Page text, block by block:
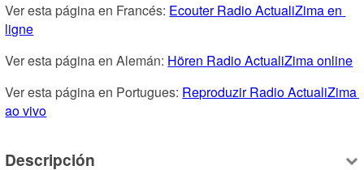
Ver esta página en Francés: Ecouter Radio ActualiZima en
ligne
Ver esta página en Alemán: Hören Radio ActualiZima online
Ver esta página en Portugues: Reproduzir Radio ActualiZima
ao vivo
Descripción